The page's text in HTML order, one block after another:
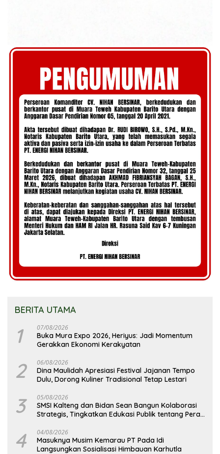
BERITA UTAMA
1 07/08/2026
Buka Mura Expo 2026, Heriyus: Jadi Momentum
Gerakkan Ekonomi Kerakyatan
2 06/08/2026
Dina Maulidah Apresiasi Festival Jajanan Tempo
Dulu, Dorong Kuliner Tradisional Tetap Lestari
3 05/08/2026
SMSI Kalteng dan Bidan Sean Bangun Kolaborasi
Strategis, Tingkatkan Edukasi Publik tentang Peran
4 04/08/2026
Masuknya Musim Kemarau PT Pada Idi
Langsungkan Sosialisasi Himbauan Karhutla